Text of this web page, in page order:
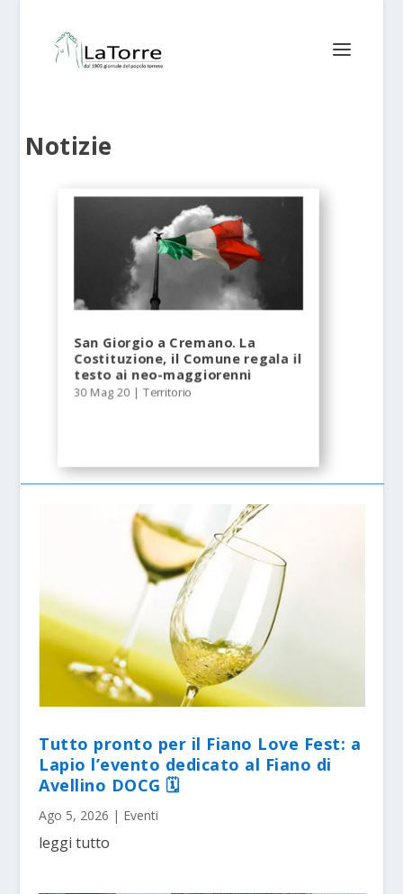
Notizie
San Giorgio a Cremano. La
Costituzione, il Comune regala il
testo ai neo-maggiorenni
30 Mag 20 |Territorio
Tutto pronto per il Fiano Love Fest: a
Lapio l’evento dedicato al Fiano di
Avellino DOCG 🗓
Ago 5, 2026 | Eventi
leggi tutto